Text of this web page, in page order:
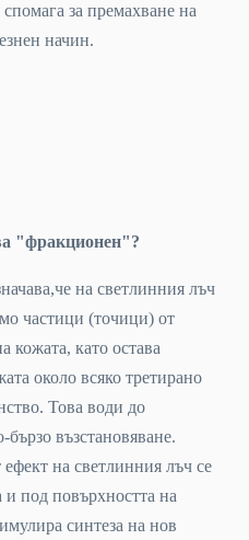
за премахване на
начин.
"фракционен"?
на светлинния лъч
частици (точици) от
кожата, като остава
около всяко третирано
Това води до
бързо възстановяване.
на светлинния лъч се
и под повърхността на
синтеза на нов